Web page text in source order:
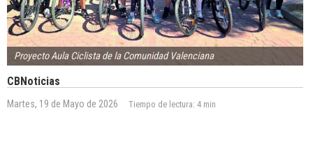
Proyecto Aula Ciclista de la Comunidad Valenciana
CBNoticias
Martes, 19 de Mayo de 2026 Tiempo de lectura: 4 min